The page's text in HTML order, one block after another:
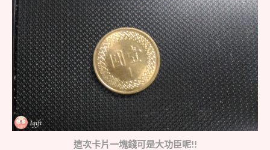
這次卡片一塊錢可是大功臣呢!!